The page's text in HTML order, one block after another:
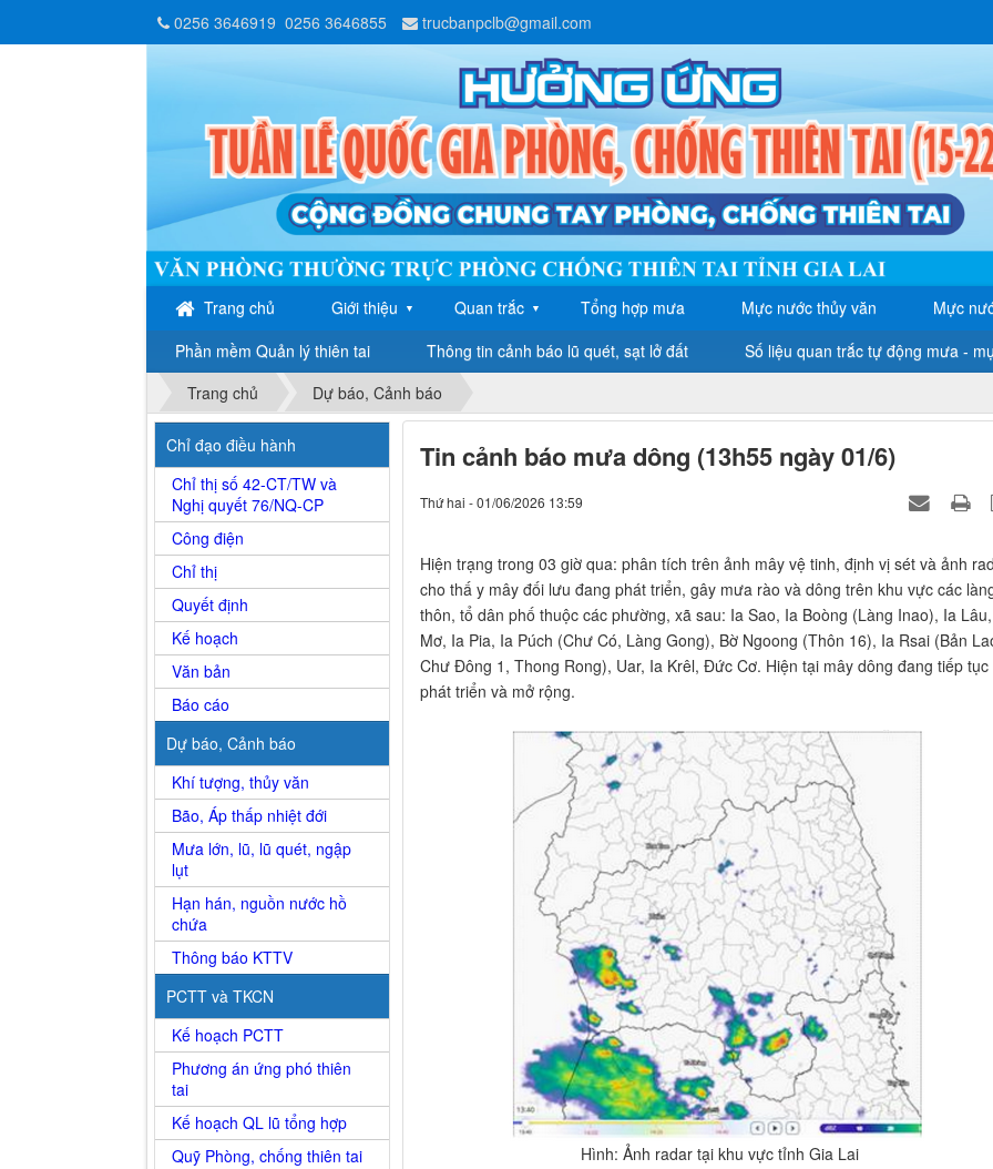
Trang chủ Giới thiệu ▼ Quan trắc ▼ Tổng hợp mưa Mực nước thủy văn
Mực
Phần mềm Quản lý thiên tai
Thông tin cảnh báo lũ quét, sạt lở đất Số liệu quan trắc tự động mưa -
0256 3646919 0256 3646855 trucbanpclb@gmail.com
Trang chủ Dự báo, Cảnh báo
Tin cảnh báo mưa dông (13h55 ngày 01/6)
Thứ hai - 01/06/2026 13:59
Hiện trạng trong 03 giờ qua: phân tích trên ảnh mây vệ tinh, định vị sét và ảnh
cho thấ y mây đối lưu đang phát triển, gây mưa rào và dông trên khu vực các
thôn, tổ dân phố thuộc các phường, xã sau: Ia Sao, Ia Boòng (Làng Inao), Ia
Mơ, Ia Pia, Ia Púch (Chư Có, Làng Gong), Bờ Ngoong (Thôn 16), Ia Rsai (Bản
Chư Đông 1, Thong Rong), Uar, Ia Krêl, Đức Cơ. Hiện tại mây dông đang tiếp tục
phát triển và mở rộng.
Hình: Ảnh radar tại khu vực tỉnh Gia Lai
Chỉ đạo điều hành
Chỉ thị số 42-CT/TW và
Nghị quyết 76/NQ-CP
Công điện
Chỉ thị
Quyết định
Kế hoạch
Văn bản
Báo cáo
Dự báo, Cảnh báo
Khí tượng, thủy văn
Bão, Áp thấp nhiệt đới
Mưa lớn, lũ, lũ quét, ngập
lụt
Hạn hán, nguồn nước hồ
chứa
Thông báo KTTV
PCTT và TKCN
Kế hoạch PCTT
Phương án ứng phó thiên
tai
Kế hoạch QL lũ tổng hợp
Quỹ Phòng, chống thiên tai